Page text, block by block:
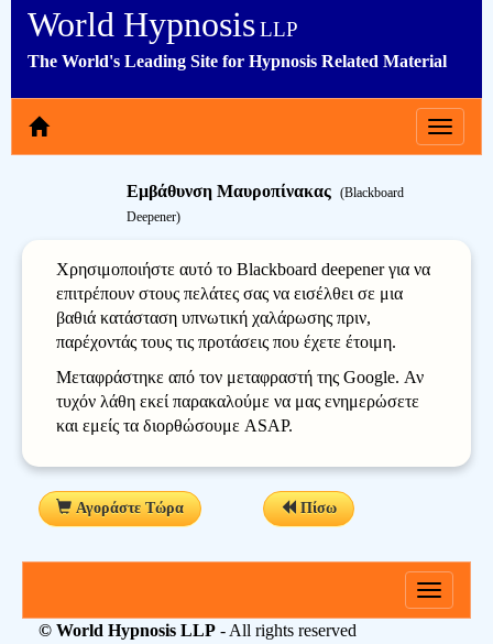
World HypnosisLLP
The World's Leading Site for Hypnosis Related Material
Toggle
Εμβάθυνση Μαυροπίνακας (Blackboard
Deepener)
Χρησιμοποιήστε αυτό το Blackboard deepener για να
επιτρέπουν στους πελάτες σας να εισέλθει σε μια
βαθιά κατάσταση υπνωτική χαλάρωσης πριν,
παρέχοντάς τους τις προτάσεις που έχετε έτοιμη.
Μεταφράστηκε από τον μεταφραστή της Google. Αν
τυχόν λάθη εκεί παρακαλούμε να μας ενημερώσετε
και εμείς τα διορθώσουμε ASAP.
Αγοράστε Τώρα Πίσω
Toggle
© World Hypnosis LLP - All rights reserved